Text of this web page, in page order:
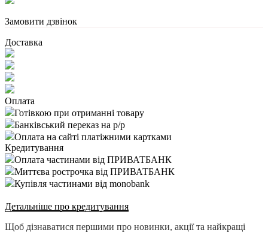
Замовити дзвінок
Доставка
Оплата
Готівкою при отриманні товару
Банківський переказ на р/р
Оплата на сайті платіжними картками
Кредитування
Оплата частинами від ПРИВАТБАНК
Миттєва рострочка від ПРИВАТБАНК
Купівля частинами від monobank
Детальніше про кредитування
Щоб дізнаватися першими про новинки, акції та найкращі